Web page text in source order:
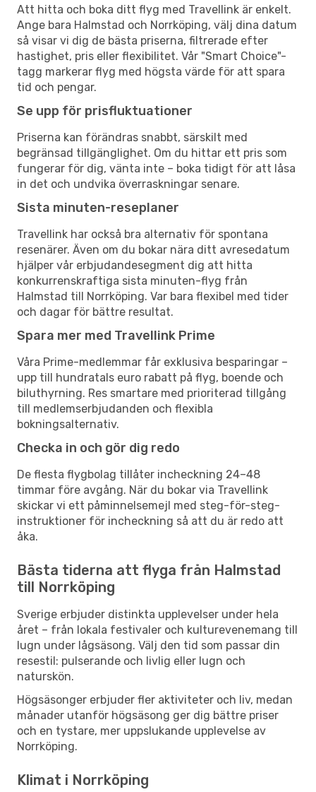
Att hitta och boka ditt flyg med Travellink är enkelt.
Ange bara Halmstad och Norrköping, välj dina datum
så visar vi dig de bästa priserna, filtrerade efter
hastighet, pris eller flexibilitet. Vår "Smart Choice"-
tagg markerar flyg med högsta värde för att spara
tid och pengar.
Se upp för prisfluktuationer
Priserna kan förändras snabbt, särskilt med
begränsad tillgänglighet. Om du hittar ett pris som
fungerar för dig, vänta inte – boka tidigt för att låsa
in det och undvika överraskningar senare.
Sista minuten-reseplaner
Travellink har också bra alternativ för spontana
resenärer. Även om du bokar nära ditt avresedatum
hjälper vår erbjudandesegment dig att hitta
konkurrenskraftiga sista minuten-flyg från
Halmstad till Norrköping. Var bara flexibel med tider
och dagar för bättre resultat.
Spara mer med Travellink Prime
Våra Prime-medlemmar får exklusiva besparingar –
upp till hundratals euro rabatt på flyg, boende och
biluthyrning. Res smartare med prioriterad tillgång
till medlemserbjudanden och flexibla
bokningsalternativ.
Checka in och gör dig redo
De flesta flygbolag tillåter incheckning 24–48
timmar före avgång. När du bokar via Travellink
skickar vi ett påminnelsemejl med steg-för-steg-
instruktioner för incheckning så att du är redo att
åka.
Bästa tiderna att flyga från Halmstad
till Norrköping
Sverige erbjuder distinkta upplevelser under hela
året – från lokala festivaler och kulturevenemang till
lugn under lågsäsong. Välj den tid som passar din
resestil: pulserande och livlig eller lugn och
naturskön.
Högsäsonger erbjuder fler aktiviteter och liv, medan
månader utanför högsäsong ger dig bättre priser
och en tystare, mer uppslukande upplevelse av
Norrköping.
Klimat i Norrköping